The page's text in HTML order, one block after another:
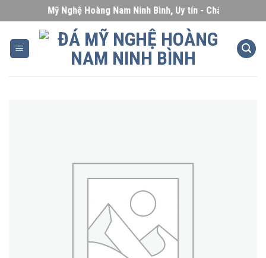
to
content
Đá Mỹ Nghệ Hoàng Nam Ninh Bình, Uy tín - Chất lượng -